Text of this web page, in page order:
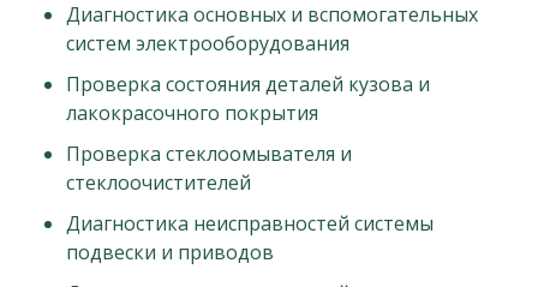
Диагностика основных и вспомогательных
систем электрооборудования
Проверка состояния деталей кузова и
лакокрасочного покрытия
Проверка стеклоомывателя и
стеклоочистителей
Диагностика неисправностей системы
подвески и приводов